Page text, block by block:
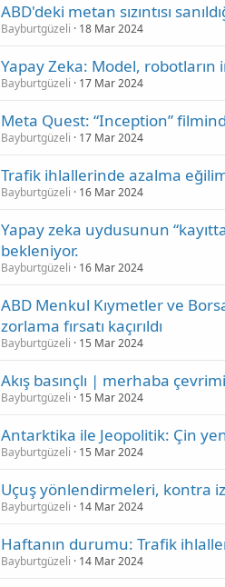
ABD'deki metan sızıntısı
Bayburtgüzeli 18 Mar 2024
Yapay Zeka: Model,
Bayburtgüzeli 17 Mar 2024
Meta Quest: “Inception”
Bayburtgüzeli 17 Mar 2024
Trafik ihlallerinde azalma
Bayburtgüzeli 16 Mar 2024
Yapay zeka uydusunun
bekleniyor.
Bayburtgüzeli 16 Mar 2024
ABD Menkul Kıymetler ve
zorlama fırsatı kaçırıldı
Bayburtgüzeli 15 Mar 2024
Akış basınçlı | merhaba
Bayburtgüzeli 15 Mar 2024
Antarktika ile Jeopolitik: Çin
Bayburtgüzeli 15 Mar 2024
Uçuş yönlendirmeleri, kontra
Bayburtgüzeli 14 Mar 2024
Haftanın durumu: Trafik
Bayburtgüzeli 14 Mar 2024